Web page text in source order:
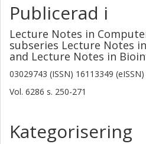
Publicerad i
Lecture Notes in
subseries Lecture Notes
and Lecture Notes in
03029743 (ISSN) 16113349 (eISSN)
Vol. 6286 s. 250-271
Kategorisering